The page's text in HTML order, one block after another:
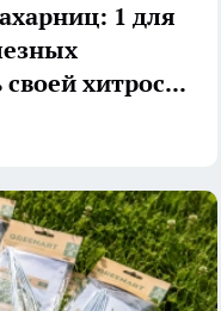
1 для
применений — радуюсь своей хитрости